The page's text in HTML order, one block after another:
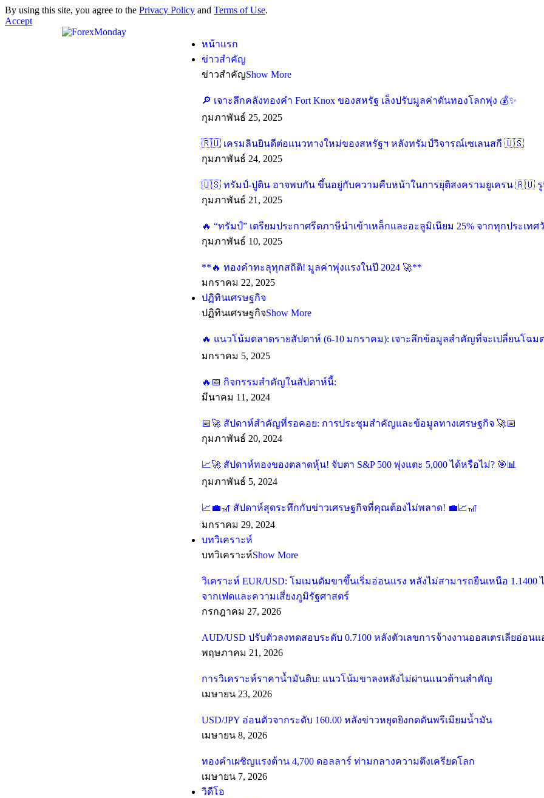
By using this site, you agree to the Privacy Policy and Terms of Use.
Accept
หน้าแรก
ข่าวสำคัญ
ข่าวสำคัญShow More
🔎 เจาะลึกคลังทองคำ Fort Knox ของสหรัฐ เล็งปรับมูลค่าดันทองโลกพุ่ง 💰✨
กุมภาพันธ์ 25, 2025
🇷🇺 เครมลินยินดีต่อแนวทางใหม่ของสหรัฐฯ หลังทรัมป์วิจารณ์เซเลนสกี 🇺🇸
กุมภาพันธ์ 24, 2025
🇺🇸 ทรัมป์-ปูติน อาจพบกัน ขึ้นอยู่กับความคืบหน้าในการยุติสงครามยูเครน 🇷🇺 รู
กุมภาพันธ์ 21, 2025
🔥 “ทรัมป์” เตรียมประกาศรีดภาษีนำเข้าเหล็กและอะลูมิเนียม 25% จากทุกประเท
กุมภาพันธ์ 10, 2025
**🔥 ทองคำทะลุทุกสถิติ! มูลค่าพุ่งแรงในปี 2024 🚀**
มกราคม 22, 2025
ปฏิทินเศรษฐกิจ
ปฏิทินเศรษฐกิจShow More
🔥 แนวโน้มตลาดรายสัปดาห์ (6-10 มกราคม): เจาะลึกข้อมูลสำคัญที่จะเปลี่ยนโฉม
มกราคม 5, 2025
🔥📅 กิจกรรมสำคัญในสัปดาห์นี้:
มีนาคม 11, 2024
📅🚀 สัปดาห์สำคัญที่รอคอย: การประชุมสำคัญและข้อมูลทางเศรษฐกิจ 🚀📅
กุมภาพันธ์ 20, 2024
📈🚀 สัปดาห์ทองของตลาดหุ้น! จับตา S&P 500 พุ่งแตะ 5,000 ได้หรือไม่? 🎯📊
กุมภาพันธ์ 5, 2024
📈💼🎢 สัปดาห์สุดระทึกกับข่าวเศรษฐกิจที่คุณต้องไม่พลาด! 💼📈🎢
มกราคม 29, 2024
บทวิเคราะห์
บทวิเคราะห์Show More
วิเคราะห์ EUR/USD: โมเมนตัมขาขึ้นเริ่มอ่อนแรง หลังไม่สามารถยืนเหนือ 1.1400
จากเฟดและความเสี่ยงภูมิรัฐศาสตร์
กรกฎาคม 27, 2026
AUD/USD ปรับตัวลงทดสอบระดับ 0.7100 หลังตัวเลขการจ้างงานออสเตรเลียอ่อน
พฤษภาคม 21, 2026
การวิเคราะห์ราคาน้ำมันดิบ: แนวโน้มขาลงหลังไม่ผ่านแนวต้านสำคัญ
เมษายน 23, 2026
USD/JPY อ่อนตัวจากระดับ 160.00 หลังข่าวหยุดยิงกดดันพรีเมียมน้ำมัน
เมษายน 8, 2026
ทองคำเผชิญแรงต้าน 4,700 ดอลลาร์ ท่ามกลางความตึงเครียดโลก
เมษายน 7, 2026
วิดีโอ